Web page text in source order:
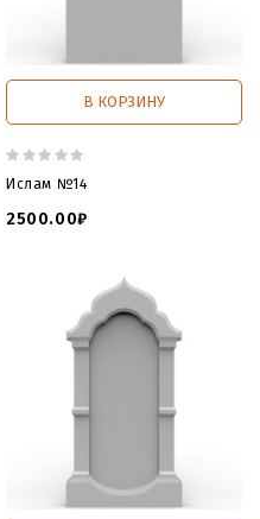
В КОРЗИНУ
Ислам №14
2500.00₽